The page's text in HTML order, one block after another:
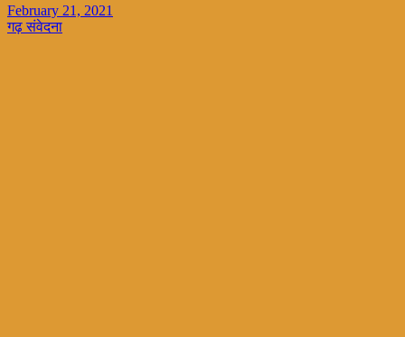
February 21, 2021
गढ़ संवेदना